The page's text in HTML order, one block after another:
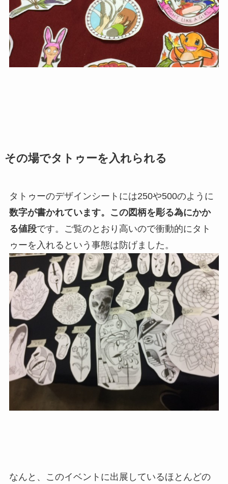
その場でタトゥーを入れられる
タトゥーのデザインシートには250や500のように
数字が書かれています。この図柄を彫る為にかか
る値段です。ご覧のとおり高いので衝動的にタト
ゥーを入れるという事態は防げました。
なんと、このイベントに出展しているほとんどの